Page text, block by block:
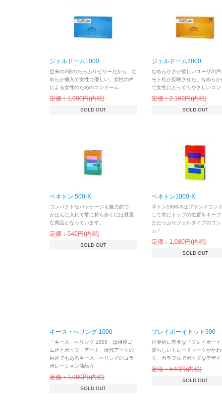
ジェルドーム1000
従来の2倍のたっぷりゼリーだから、な
めらか挿入で女性に優しい、女性の声
による女性のためのコンドーム
定価：1,080円(内税)
SOLD OUT
ジェルドーム2000
なめらかさが欲しいユーザの声
モト社が反映させた、なめら
で女性にとってもやさしいコン
定価：2,160円(内税)
SOLD OUT
ベネトン 500-X
コンパクトなパッケージも魅力的で、
かばんに入れて常に持ち歩くには最適
な商品となっています。
定価：540円(内税)
SOLD OUT
ベネトン1000-X
ネトン1000-Xはブランドコン
して常にトップの位置をキー
たたっぷりジェルタイプのコン
ム！
定価：1,080円(内税)
SOLD OUT
キース・へリング 1000
「キース・へリング 1000」は相模ゴ
ム社とポップ・アート、現代アートの
巨匠でもあるキース・ヘリングのコラ
ボレーション商品☆
定価：1,080円(内税)
SOLD OUT
プレイボーイドット500
世界的に有名な「プレイボーイ
愛らしいトレードマークがかわ
く、カラフルでポップなデザイ
定価：540円(内税)
SOLD OUT